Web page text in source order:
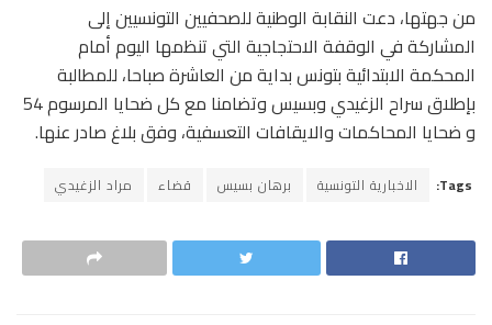
من جهتها، دعت النقابة الوطنية للصحفيين التونسيين إلى
المشاركة في الوقفة الاحتجاجية التي تنظمها اليوم أمام
المحكمة الابتدائية بتونس بداية من العاشرة صباحا، للمطالبة
بإطلاق سراح الزغيدي وبسيس وتضامنا مع كل ضحايا المرسوم 54
و ضحايا المحاكمات والايقافات التعسفية، وفق بلاغ صادر عنها.
Tags: الاخبارية التونسية برهان بسيس قضاء مراد الزغيدي